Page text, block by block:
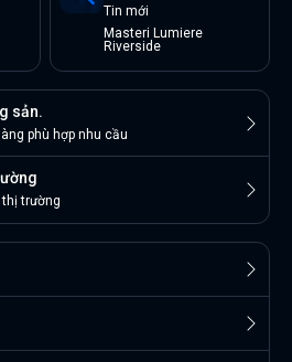
Tin mới
Masteri Lumiere
Riverside
sản.
phù hợp nhu cầu
thị trường